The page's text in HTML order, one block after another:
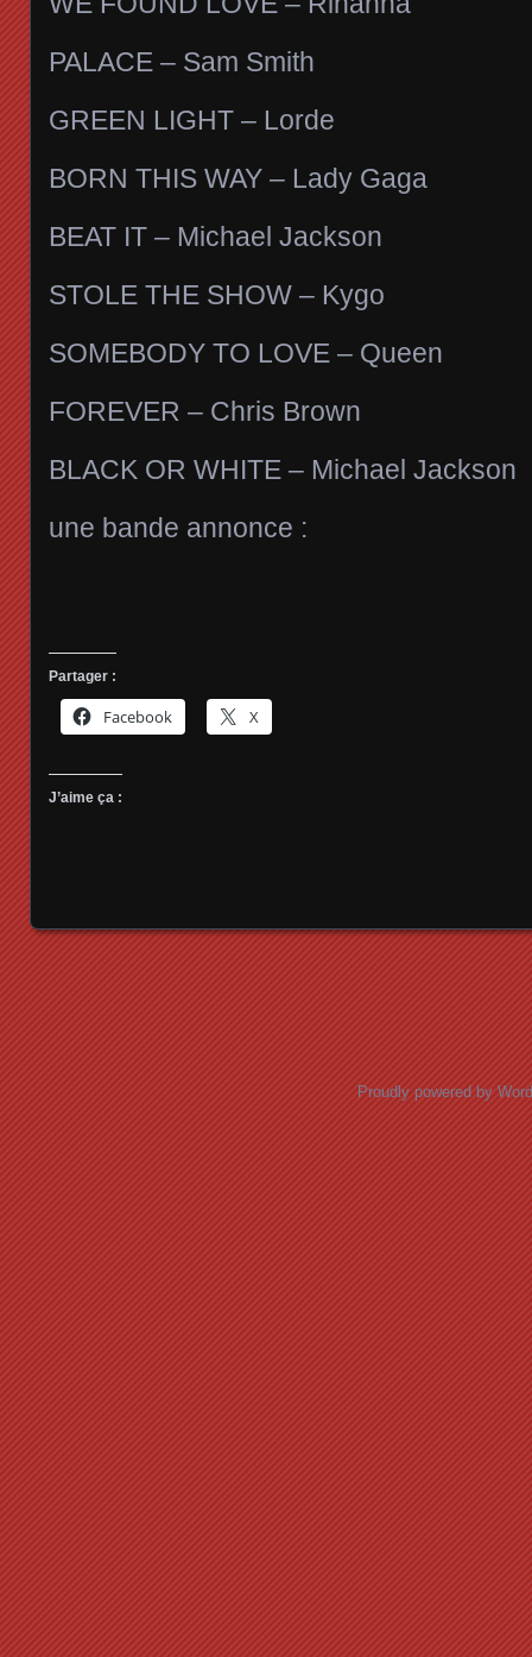
PALACE – Sam Smith
GREEN LIGHT – Lorde
BORN THIS WAY – Lady Gaga
BEAT IT – Michael Jackson
STOLE THE SHOW – Kygo
SOMEBODY TO LOVE – Queen
FOREVER – Chris Brown
BLACK OR WHITE – Michael Jackson
une bande annonce :
Partager :
Facebook X
J’aime ça :
Proudly powered by